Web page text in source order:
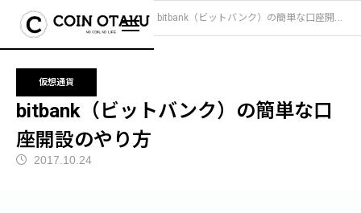
ブログ 仮想通貨 bitbank（ビットバンク）の簡単な口座開設のやり方
仮想通貨
bitbank（ビットバンク）の簡単な口
座開設のやり方
2017.10.24